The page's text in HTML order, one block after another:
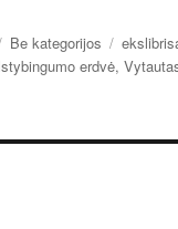
Kategorijos
Be kategorijos Žymos
erdvė,